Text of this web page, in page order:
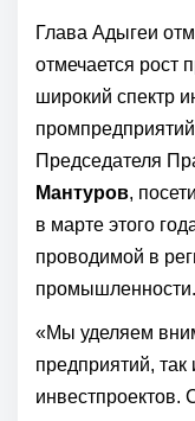
Глава Адыгеи
отмечается рост
широкий спектр
Председателя
Мантуров,
в марте этого
проводимой в
промышленности.
«Мы уделяем
предприятий,
инвестпроектов.